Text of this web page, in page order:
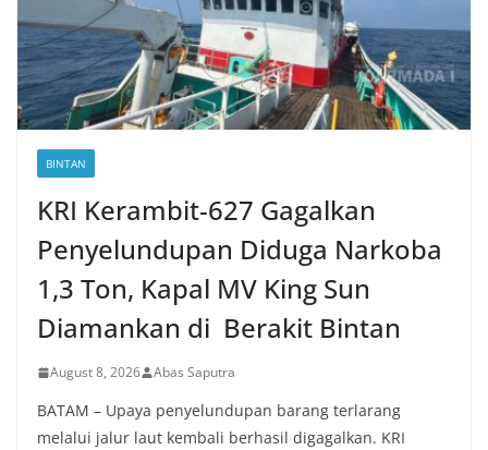
BINTAN
KRI Kerambit-627 Gagalkan
Penyelundupan Diduga Narkoba
1,3 Ton, Kapal MV King Sun
Diamankan di Berakit Bintan
August 8, 2026 Abas Saputra
BATAM – Upaya penyelundupan barang terlarang
melalui jalur laut kembali berhasil digagalkan. KRI